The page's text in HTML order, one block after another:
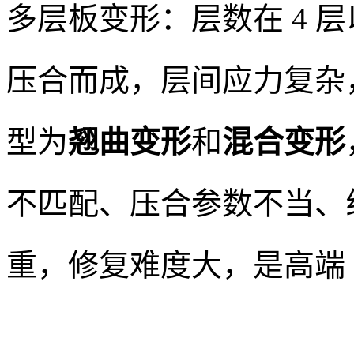
多层板变形：层数在 4
压合而成，层间应力复
型为翘曲变形和混合变形
不匹配、压合参数不当
重，修复难度大，是高